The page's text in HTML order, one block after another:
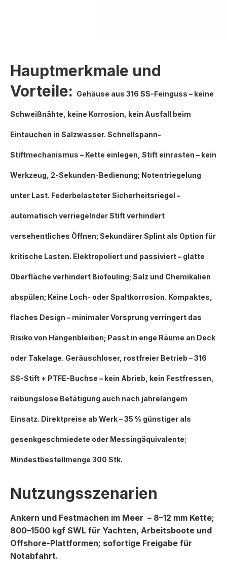
Hauptmerkmale und
Vorteile: Gehäuse aus 316 SS-Feinguss – keine
Schweißnähte, keine Korrosion, kein Ausfall beim
Eintauchen in Salzwasser. Schnellspann-
Stiftmechanismus – Kette einlegen, Stift einrasten – kein
Werkzeug, 2-Sekunden-Bedienung; Notentriegelung
unter Last. Federbelasteter Sicherheitsriegel –
automatisch verriegelnder Stift verhindert
versehentliches Öffnen; Sekundärer Splint als Option für
kritische Lasten. Elektropoliert und passiviert – glatte
Oberfläche verhindert Biofouling; Salz und Chemikalien
abspülen; Keine Loch- oder Spaltkorrosion. Kompaktes,
flaches Design – minimaler Vorsprung verringert das
Risiko von Hängenbleiben; Passt in enge Räume an Deck
oder Takelage. Geräuschloser, rostfreier Betrieb – 316
SS-Stift + PTFE-Buchse – kein Abrieb, kein Festfressen,
reibungslose Betätigung auch nach jahrelangem
Einsatz. Direktpreise ab Werk – 35 % günstiger als
gesenkgeschmiedete oder Messingäquivalente;
Mindestbestellmenge 300 Stk.
Nutzungsszenarien
Ankern und Festmachen im Meer – 8–12 mm Kette;
800–1500 kgf SWL für Yachten, Arbeitsboote und
Offshore-Plattformen; sofortige Freigabe für
Notabfahrt.